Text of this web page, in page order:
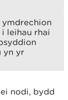
leihau rhai
yn yr
nodi, bydd